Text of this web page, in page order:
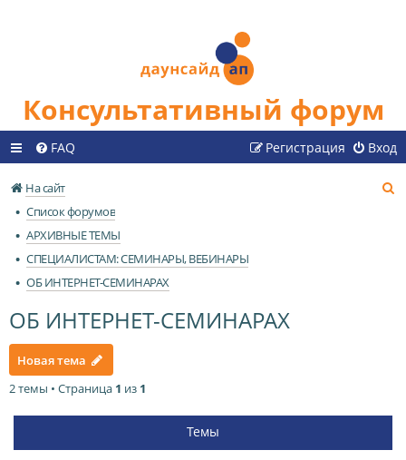
Консультативный форум
FAQ Вход
Регистрация
На сайт
Список форумов
АРХИВНЫЕ ТЕМЫ
СПЕЦИАЛИСТАМ: СЕМИНАРЫ, ВЕБИНАРЫ
ОБ ИНТЕРНЕТ-СЕМИНАРАХ
ОБ ИНТЕРНЕТ-СЕМИНАРАХ
Новая тема
2 темы • Страница 1 из 1
Темы